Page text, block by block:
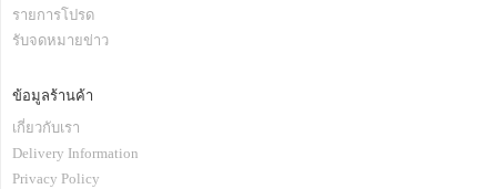
รายการโปรด
รับจดหมายข่าว
ข้อมูลร้านค้า
เกี่ยวกับเรา
Delivery Information
Privacy Policy